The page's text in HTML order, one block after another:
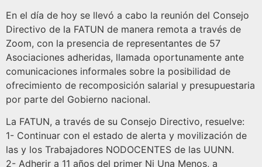
En el día de hoy se llevó a cabo la reunión del Consejo
Directivo de la FATUN de manera remota a través de
Zoom, con la presencia de representantes de 57
Asociaciones adheridas, llamada oportunamente ante
comunicaciones informales sobre la posibilidad de
ofrecimiento de recomposición salarial y presupuestaria
por parte del Gobierno nacional.
La FATUN, a través de su Consejo Directivo, resuelve:
1- Continuar con el estado de alerta y movilización de
las y los Trabajadores NODOCENTES de las UUNN.
2- Adherir a 11 años del primer Ni Una Menos, a